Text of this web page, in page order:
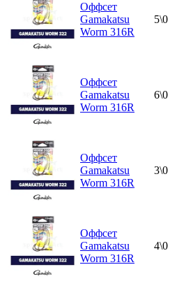
Оффсет
Gamakatsu
Worm 316R
5\0
Оффсет
Gamakatsu
Worm 316R
6\0
Оффсет
Gamakatsu
Worm 316R
3\0
Оффсет
Gamakatsu
Worm 316R
4\0